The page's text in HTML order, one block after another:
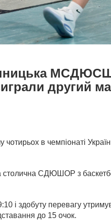
другий
чотирьох в чемпіонаті
столична СДЮШОР з
і здобуту перевагу
до 15 очок.